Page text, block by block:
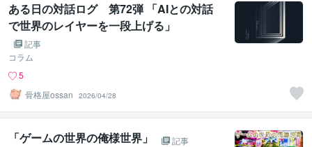
ある日の対話ログ 第72弾 「AIとの対話
で世界のレイヤーを一段上げる」
記事
コラム
5
骨格屋ossan
2026/04/28
「ゲームの世界の俺様世界」
記事